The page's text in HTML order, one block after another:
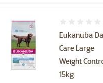
Eukanuba
Care Large
Weight
15kg